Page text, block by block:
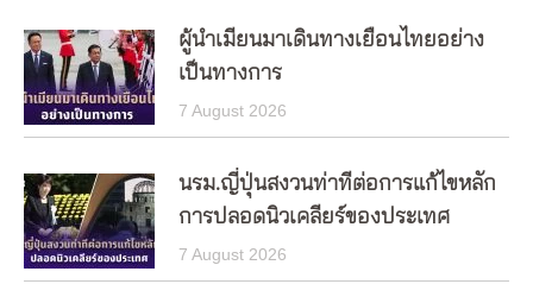
ผู้นำเมียนมาเดินทางเยือนไทยอย่าง
เป็นทางการ
7 August 2026
นรม.ญี่ปุ่นสงวนท่าทีต่อการแก้ไขหลัก
การปลอดนิวเคลียร์ของประเทศ
7 August 2026